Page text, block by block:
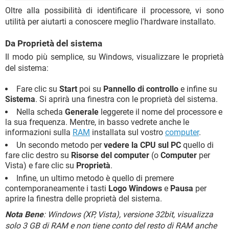
Oltre alla possibilità di identificare il processore, vi sono
utilità per aiutarti a conoscere meglio l'hardware installato.
Da Proprietà del sistema
Il modo più semplice, su Windows, visualizzare le proprietà
del sistema:
Fare clic su Start poi su Pannello di controllo e infine su
Sistema. Si aprirà una finestra con le proprietà del sistema.
Nella scheda Generale leggerete il nome del processore e
la sua frequenza. Mentre, in basso vedrete anche le
informazioni sulla RAM installata sul vostro computer.
Un secondo metodo pervedere la CPU sul PC quello di
fare clic destro su Risorse del computer (o Computer per
Vista) e fare clic su Proprietà.
Infine, un ultimo metodo è quello di premere
contemporaneamente i tasti Logo Windows e Pausa per
aprire la finestra delle proprietà del sistema.
Nota Bene: Windows (XP, Vista), versione 32bit, visualizza
solo 3 GB di RAM e non tiene conto del resto di RAM anche